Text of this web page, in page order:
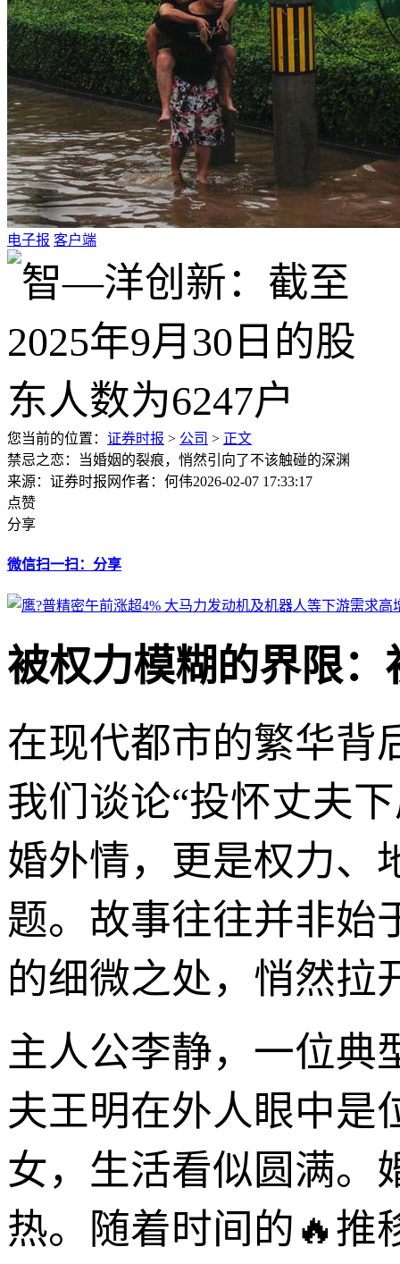
电子报 客户端
您当前的位置： 证券时报 > 公司 > 正文
禁忌之恋：当婚姻的裂痕，悄然引向了不该触碰的深渊
来源：证券时报网作者：何伟2026-02-07 17:33:17
点赞
分享
微信扫一扫：分享
被权力模糊的界限
在现代都市的繁华背
我们谈论“投怀丈夫
婚外情，更是权力、
题。故事往往并非始
的细微之处，悄然拉
主人公李静，一位典
夫王明在外人眼中是
女，生活看似圆满。
热。随着时间的🔥推